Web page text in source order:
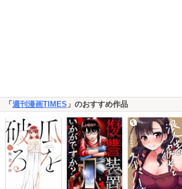
「週刊漫画TIMES 」のおすすめ作品